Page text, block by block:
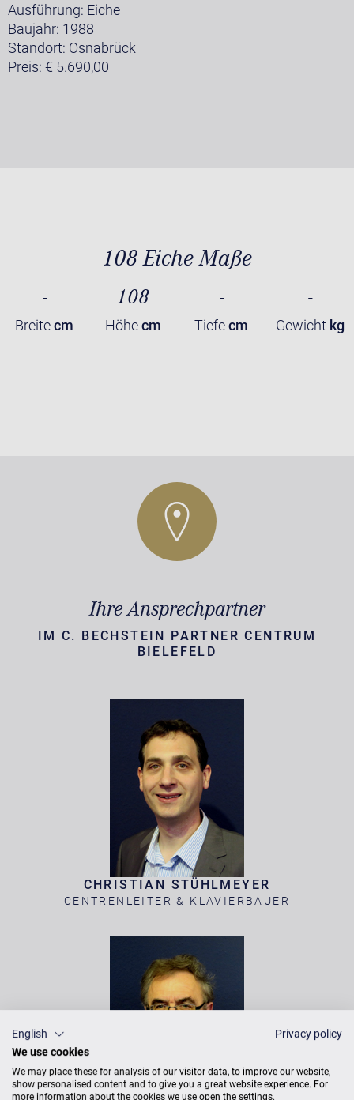
Ausführung: Eiche
Baujahr: 1988
Standort: Osnabrück
Preis: € 5.690,00
108 Eiche Maße
-
Breitecm
108
Höhecm
-
Tiefecm
-
Gewicht kg
Ihre Ansprechpartner
IM C. BECHSTEIN PARTNER CENTRUM
BIELEFELD
CHRISTIAN STÜHLMEYER
CENTRENLEITER & KLAVIERBAUER
English
Privacy policy
We use cookies
We may place these for analysis of our visitor data, to improve our website,
show personalised content and to give you a great website experience. For
more information about the cookies we use open the settings.